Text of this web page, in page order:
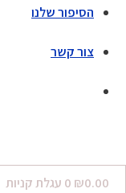
הסיפור שלנו
צור קשר
₪0.00
0 עגלת קניות